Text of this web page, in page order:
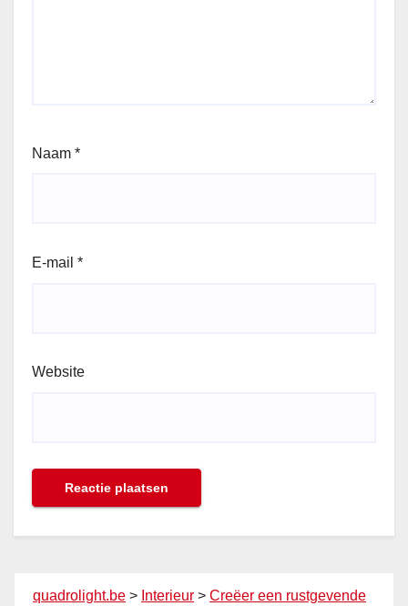
Naam *
E-mail *
Website
quadrolight.be > Interieur > Creëer een rustgevende